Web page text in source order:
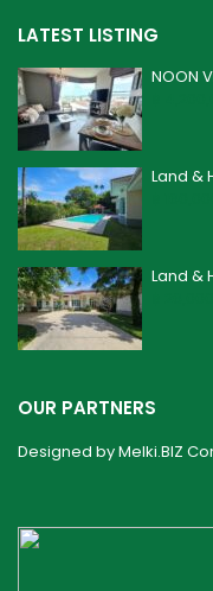
LATEST LISTING
NOON
Land &
Land &
OUR PARTNERS
Designed byMelki.BIZ